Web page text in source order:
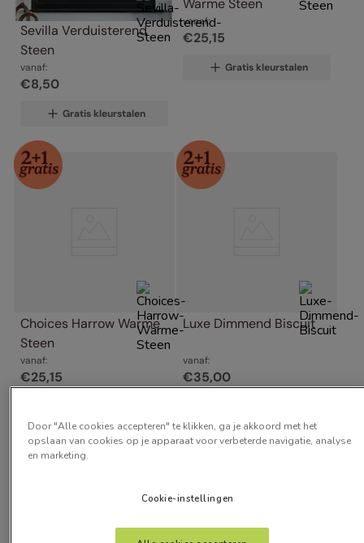
Sevilla Verduisterend
Steen
vanaf:
€8,50
Gratis kleurstalen
Warme Steen
vanaf:
€25,15
Gratis kleurstalen
Choices Harrow Warme
Steen
vanaf:
€25,15
Luxe Dimmend Biscuit
vanaf:
€35,00
Door "Alle cookies accepteren" te klikken, ga je akkoord met het
opslaan van cookies op je apparaat voor verbeterde navigatie, analyse
en marketing.
Cookie-instellingen